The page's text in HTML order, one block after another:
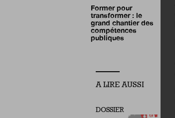
Former pour
transformer : le
grand chantier des
compétences
publiques
A LIRE AUSSI
DOSSIER